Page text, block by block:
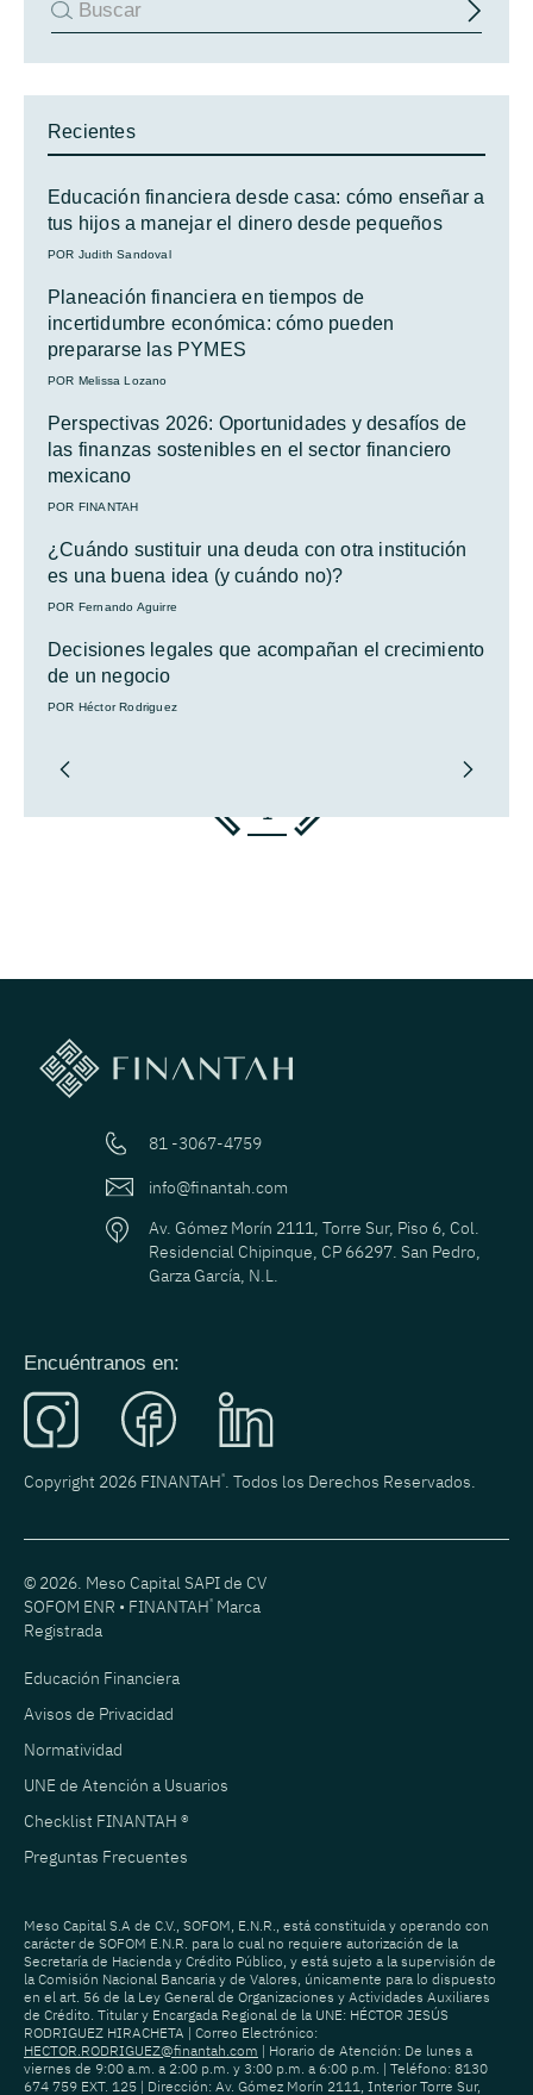
Recientes
Educación financiera desde casa: cómo enseñar a
tus hijos a manejar el dinero desde pequeños
POR Judith Sandoval
Planeación financiera en tiempos de
incertidumbre económica: cómo pueden
prepararse las PYMES
POR Melissa Lozano
Perspectivas 2026: Oportunidades y desafíos de
las finanzas sostenibles en el sector financiero
mexicano
POR FINANTAH
¿Cuándo sustituir una deuda con otra institución
es una buena idea (y cuándo no)?
POR Fernando Aguirre
Decisiones legales que acompañan el crecimiento
de un negocio
POR Héctor Rodriguez
1
81 -3067-4759
info@finantah.com
Av. Gómez Morín 2111, Torre Sur, Piso 6, Col.
Residencial Chipinque, CP 66297. San Pedro,
Garza García, N.L.
Encuéntranos en:
Copyright 2026 FINANTAH®. Todos los Derechos Reservados.
© 2026. Meso Capital SAPI de CV
SOFOM ENR • FINANTAH® Marca
Registrada
Educación Financiera
Avisos de Privacidad
Normatividad
UNE de Atención a Usuarios
Checklist FINANTAH ®
Preguntas Frecuentes
Meso Capital S.A de C.V., SOFOM, E.N.R., está constituida y operando con
carácter de SOFOM E.N.R. para lo cual no requiere autorización de la
Secretaría de Hacienda y Crédito Público, y está sujeto a la supervisión de
la Comisión Nacional Bancaria y de Valores, únicamente para lo dispuesto
en el art. 56 de la Ley General de Organizaciones y Actividades Auxiliares
de Crédito. Titular y Encargada Regional de la UNE: HÉCTOR JESÚS
RODRIGUEZ HIRACHETA | Correo Electrónico:
HECTOR.RODRIGUEZ@finantah.com | Horario de Atención: De lunes a
viernes de 9:00 a.m. a 2:00 p.m. y 3:00 p.m. a 6:00 p.m. | Teléfono: 8130
674 759 EXT. 125 | Dirección: Av. Gómez Morín 2111, Interior Torre Sur,